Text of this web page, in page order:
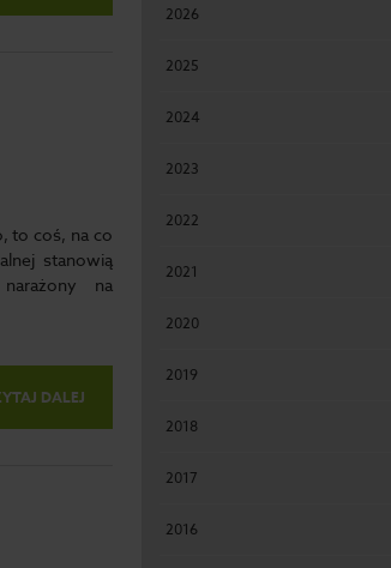
2026
2025
2024
2023
2022
2021
2020
2019
2018
2017
2016
to coś, na co
stanowią
na
DALEJ